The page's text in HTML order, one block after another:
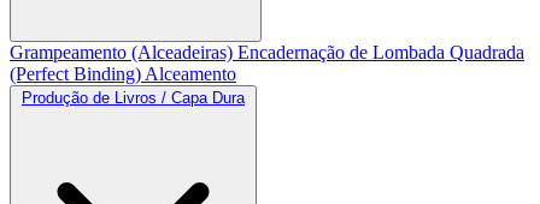
Grampeamento (Alceadeiras) Encadernação de Lombada Quadrada
(Perfect Binding) Alceamento
Produção de Livros / Capa Dura